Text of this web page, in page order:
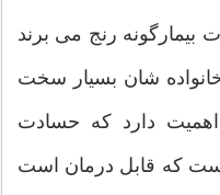
بیمارگونه رنج می برند
شان بسیار سخت
اهمیت دارد که حسادت
است که قابل درمان است